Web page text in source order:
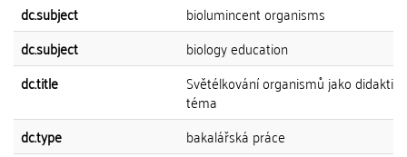
dc.subject
biolumincent organisms
dc.subject
biology education
dc.title
Světélkování organismů jako
téma
dc.type
bakalářská práce